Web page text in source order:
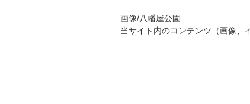
画像/八幡屋公園
当サイト内のコンテンツ（画像、